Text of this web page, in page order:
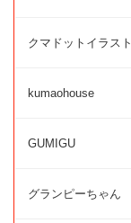
クマドットイラスト
kumaohouse
GUMIGU
グランピーちゃん